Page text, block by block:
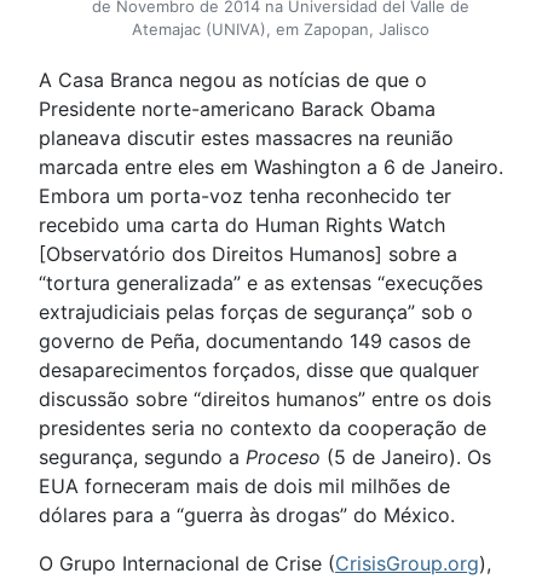
de Novembro de 2014 na Universidad del Valle de
Atemajac (UNIVA), em Zapopan, Jalisco
A Casa Branca negou as notícias de que o
Presidente norte-americano Barack Obama
planeava discutir estes massacres na reunião
marcada entre eles em Washington a 6 de Janeiro.
Embora um porta-voz tenha reconhecido ter
recebido uma carta do Human Rights Watch
[Observatório dos Direitos Humanos] sobre a
“tortura generalizada” e as extensas “execuções
extrajudiciais pelas forças de segurança” sob o
governo de Peña, documentando 149 casos de
desaparecimentos forçados, disse que qualquer
discussão sobre “direitos humanos” entre os dois
presidentes seria no contexto da cooperação de
segurança, segundo a Proceso (5 de Janeiro). Os
EUA forneceram mais de dois mil milhões de
dólares para a “guerra às drogas” do México.
O Grupo Internacional de Crise (CrisisGroup.org),